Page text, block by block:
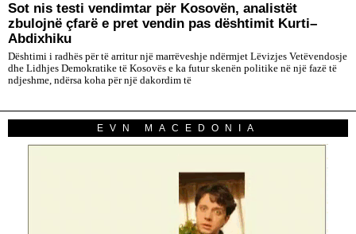
Sot nis testi vendimtar për Kosovën, analistët
zbulojnë çfarë e pret vendin pas dështimit Kurti–
Abdixhiku
Dështimi i radhës për të arritur një marrëveshje ndërmjet Lëvizjes Vetëvendosje
dhe Lidhjes Demokratike të Kosovës e ka futur skenën politike në një fazë të
ndjeshme, ndërsa koha për një dakordim të
EVN MACEDONIA